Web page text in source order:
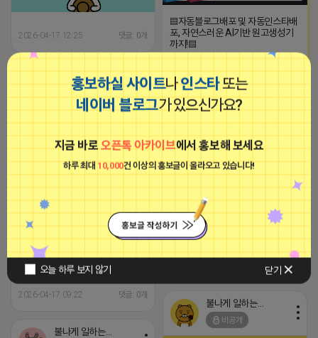
홍보하실 사이트나인스타또는
네이버 블로그가 있으신가요?
지금 바로오픈톡 아카이브에서 홍보해 보세요
하루 최대 10,000건 이상의 홍보글이 올라오고 있습니다!
오늘 하루 보지 않기 닫기
▤자동블로그배포 및 자동인스타배
포, 자연스러운 AI기반 원고생성기
까지!▤
2023-09-06 14:23:34
2026-04-17 12:25 댓글: 0개
불나게 일하는 네오
비공개
!블로그 실행하고 있습니다! ✅진행
상품✅ ★ 최블 배포 ★ 최블 건바이
건 ★ 최블 월관리 / 월보장 ★ 브랜
드블로그 제작 ★ 최적화 원고작성
준최적화 작업도 OK~ 단순 원고작
성 / 대필 작업도 OK! 당일발행, 세
금계산서 모두 가능합니다 (카톡) :
wlwhs01
2026-04-17 09:22 댓글: 0개
■아이피몬스터■
[아이피몬스터] 전국 최저가 마케팅
용 KT아이피서비스!!
2023-09-06 14:23:39
불나게 일하는 네오
비공개
불나게 일하는 네오